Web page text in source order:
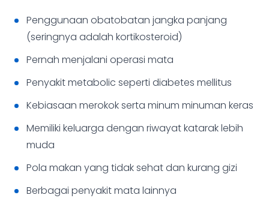
Penggunaan obatobatan jangka panjang
(seringnya adalah kortikosteroid)
Pernah menjalani operasi mata
Penyakit metabolic seperti diabetes mellitus
Kebiasaan merokok serta minum minuman keras
Memiliki keluarga dengan riwayat katarak lebih
muda
Pola makan yang tidak sehat dan kurang gizi
Berbagai penyakit mata lainnya